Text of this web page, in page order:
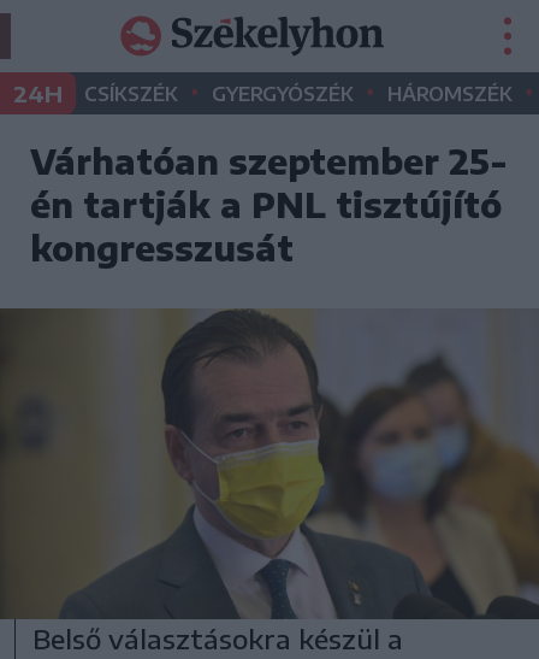
24H CSÍKSZÉK • GYERGYÓSZÉK • HÁROMSZÉK •
Várhatóan szeptember 25-
én tartják a PNL tisztújító
kongresszusát
Belső választásokra készül a